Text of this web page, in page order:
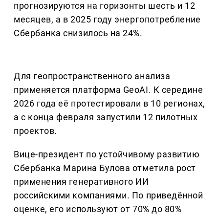
прогнозируются на горизонты шесть и 12
месяцев, а в 2025 году энергопотребление
Сбербанка снизилось на 24%.
Для геопространственного анализа
применяется платформа GeoAI. К середине
2026 года её протестировали в 10 регионах,
а с конца февраля запустили 12 пилотных
проектов.
Вице-президент по устойчивому развитию
Сбербанка Марина Булова отметила рост
применения генеративного ИИ
российскими компаниями. По приведённой
оценке, его используют от 70% до 80%